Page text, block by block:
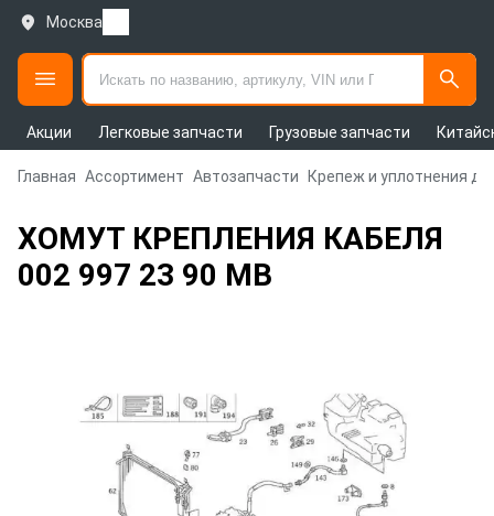
Москва
Акции Легковые запчасти Грузовые запчасти
Главная Ассортимент Автозапчасти Крепеж и уплотнения
ХОМУТ КРЕПЛЕНИЯ КАБЕЛЯ
002 997 23 90 MB